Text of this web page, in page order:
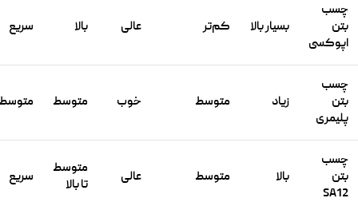
چسب
بتن
اپوکسی
بسیار بالا کم‌تر عالی بالا سریع
چسب
بتن
پلیمری
زیاد متوسط خوب متوسط
چسب
بتن
SA12
بالا متوسط عالی
متوسط
تا بالا
سریع